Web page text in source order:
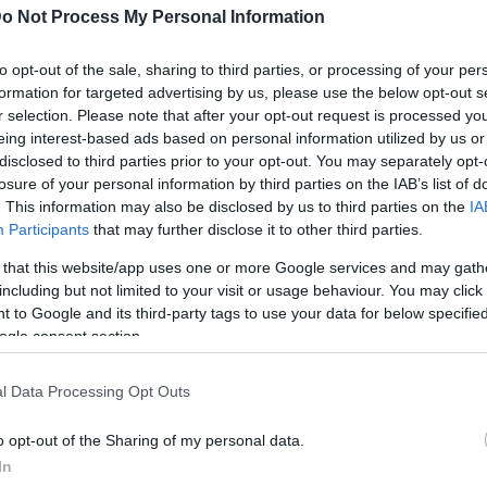
Not Process My Personal Information
opt-out of the sale, sharing to third parties, or processing of your
for targeted advertising by us, please use the below opt-out
selection. Please note that after your opt-out request is processed
interest-based ads based on personal information utilized by us
to third parties prior to your opt-out. You may separately
of your personal information by third parties on the IAB’s list of
This information may also be disclosed by us to third parties on the
Participants that may further disclose it to other third parties.
that this website/app uses one or more Google services and may
but not limited to your visit or usage behaviour. You may
to Google and its third-party tags to use your data for below
consent section.
Data Processing Opt Outs
opt-out of the Sharing of my personal data.
Renaultdote cehautdegammed’un petit
LagunaCoupé dCi175), le coupéLagunaséduit
? performante.
en proposant un petit moteur dans son grand coupé
affiche un taux de rejet de CO2 de 109 grammespar
cette dernière est évaluée à 4,2 l/100 km.
avec une boite manuelle à six vitesses.